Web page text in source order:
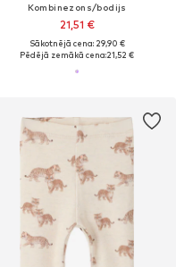
Kombinezons/bodijs
21,51 €
Sākotnējā cena: 29,90 €
Pēdējā zemākā cena:21,52 €